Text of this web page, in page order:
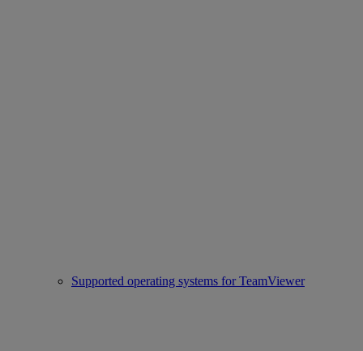
Supported operating systems for TeamViewer